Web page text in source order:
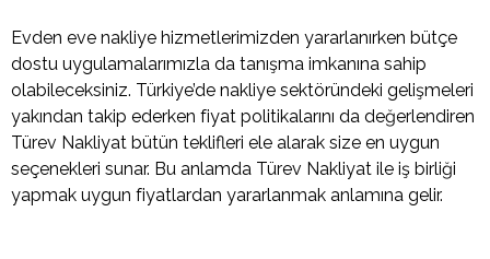
Evden eve nakliye hizmetlerimizden yararlanırken bütçe
dostu uygulamalarımızla da tanışma imkanına sahip
olabileceksiniz. Türkiye’de nakliye sektöründeki gelişmeleri
yakından takip ederken fiyat politikalarını da değerlendiren
Türev Nakliyat bütün teklifleri ele alarak size en uygun
seçenekleri sunar. Bu anlamda Türev Nakliyat ile iş birliği
yapmak uygun fiyatlardan yararlanmak anlamına gelir.